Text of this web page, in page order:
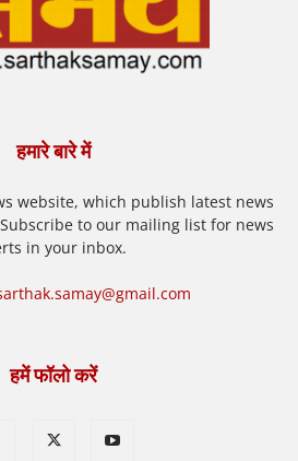
हमारे बारे में
website, which publish latest news
to our mailing list for news
in your inbox.
हमें फॉलो करें